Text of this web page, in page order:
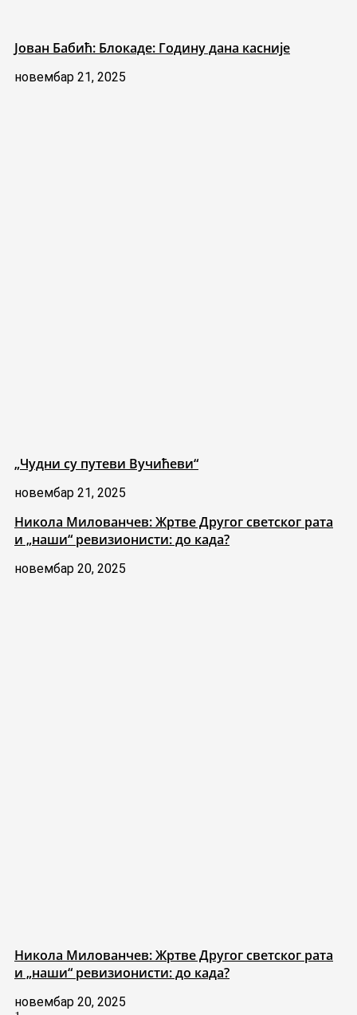
Јован Бабић: Блокаде: Годину дана касније
новембар 21, 2025
„Чудни су путеви Вучићеви“
новембар 21, 2025
Никола Милованчев: Жртве Другог светског рата
и „наши“ ревизионисти: до када?
новембар 20, 2025
Никола Милованчев: Жртве Другог светског рата
и „наши“ ревизионисти: до када?
новембар 20, 2025